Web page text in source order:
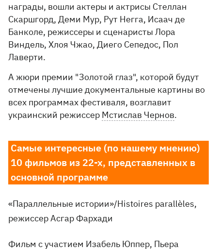
награды, вошли актеры и актрисы Стеллан
Скаршгорд, Деми Мур, Рут Негга, Исаач де
Банколе, режиссеры и сценаристы Лора
Виндель, Хлоя Чжао, Диего Сепедос, Пол
Лаверти.
А жюри премии "Золотой глаз", которой будут
отмечены лучшие документальные картины во
всех программах фестиваля, возглавит
украинский режиссер Мстислав Чернов.
Самые интересные (по нашему мнению)
10 фильмов из 22-х, представленных в
основной программе
«Параллельные истории»/Histoires parallèles,
режиссер Асгар Фархади
Фильм с участием Изабель Юппер, Пьера